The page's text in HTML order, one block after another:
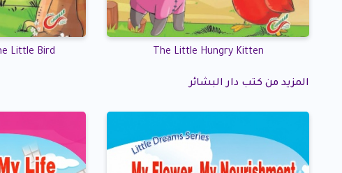
The Little Hungry Kitten
Little Bird
المزيد من كتب دار البشائر